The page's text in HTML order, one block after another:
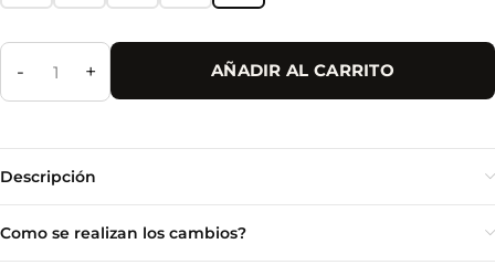
- + AÑADIR AL CARRITO
Descripción
Como se realizan los cambios?